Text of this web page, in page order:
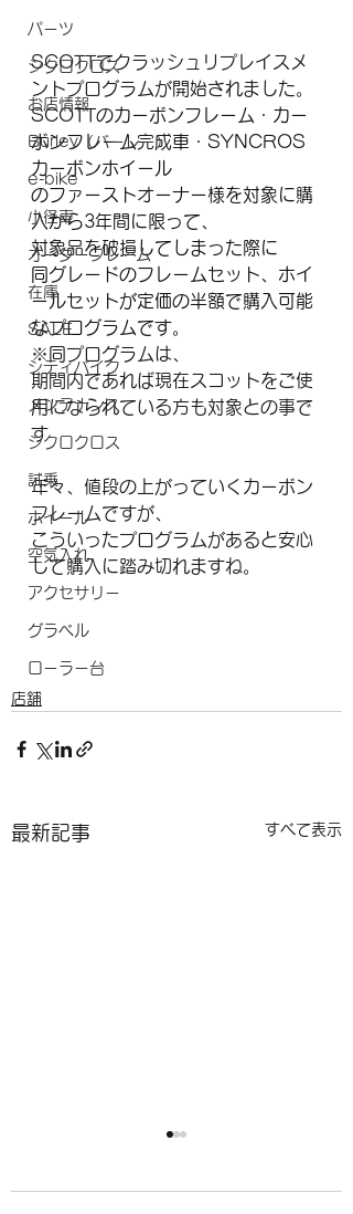
パーツ
シクロクロス
お店情報
Burley（バーレー）
e-bike
小径車
オーダーフレーム
在庫
SALE
シティバイク
メンテナンス
シクロクロス
試乗
ホイール
空気入れ
アクセサリー
グラベル
ローラー台
SCOTTでクラッシュリプレイスメ
ントプログラムが開始されました。
SCOTTのカーボンフレーム・カー
ボンフレーム完成車・SYNCROS
カーボンホイール
のファーストオーナー様を対象に購
入から3年間に限って、
対象品を破損してしまった際に
同グレードのフレームセット、ホイ
ールセットが定価の半額で購入可能
なプログラムです。
※同プログラムは、
期間内であれば現在スコットをご使
用になられている方も対象との事で
す
年々、値段の上がっていくカーボン
フレームですが、
こういったプログラムがあると安心
して購入に踏み切れますね。
店舗
最新記事 すべて表示
せ